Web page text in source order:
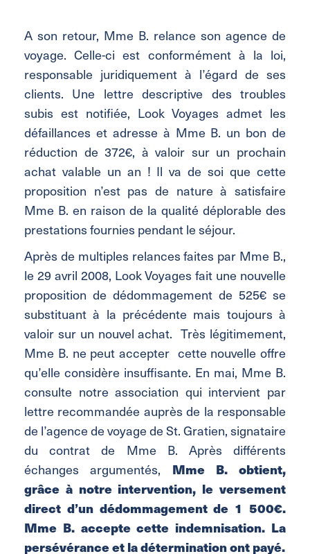
A son retour, Mme B. relance son agence de
voyage. Celle-ci est conformément à la loi,
responsable juridiquement à l’égard de ses
clients. Une lettre descriptive des troubles
subis est notifiée, Look Voyages admet les
défaillances et adresse à Mme B. un bon de
réduction de 372€, à valoir sur un prochain
achat valable un an ! Il va de soi que cette
proposition n’est pas de nature à satisfaire
Mme B. en raison de la qualité déplorable des
prestations fournies pendant le séjour.
Après de multiples relances faites par Mme B.,
le 29 avril 2008, Look Voyages fait une nouvelle
proposition de dédommagement de 525€ se
substituant à la précédente mais toujours à
valoir sur un nouvel achat. Très légitimement,
Mme B. ne peut accepter cette nouvelle offre
qu’elle considère insuffisante. En mai, Mme B.
consulte notre association qui intervient par
lettre recommandée auprès de la responsable
de l’agence de voyage de St. Gratien, signataire
du contrat de Mme B. Après différents
échanges argumentés, Mme B. obtient,
grâce à notre intervention, le versement
direct d’un dédommagement de 1 500€.
Mme B. accepte cette indemnisation. La
persévérance et la détermination ont payé.